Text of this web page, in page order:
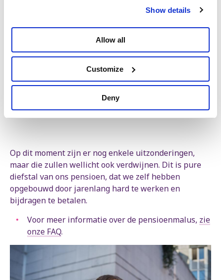
Show details
Allow all
Customize
Deny
Op dit moment zijn er nog enkele uitzonderingen,
maar die zullen wellicht ook verdwijnen. Dit is pure
diefstal van ons pensioen, dat we zelf hebben
opgebouwd door jarenlang hard te werken en
bijdragen te betalen.
Voor meer informatie over de pensioenmalus, zie
onze FAQ.